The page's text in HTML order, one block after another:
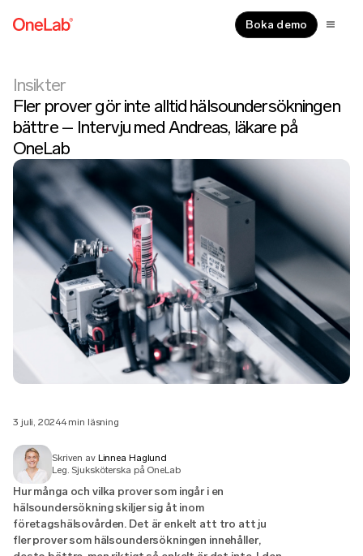
Boka demo
Insikter
Fler prover gör inte alltid hälsoundersökningen
bättre – Intervju med Andreas, läkare på
OneLab
3 juli, 20244 min läsning
Skriven av Linnea Haglund
Leg. Sjuksköterska på OneLab
Hur många och vilka prover som ingår i en
hälsoundersökning skiljer sig åt inom
företagshälsovården. Det är enkelt att tro att ju
fler prover som hälsoundersökningen innehåller,